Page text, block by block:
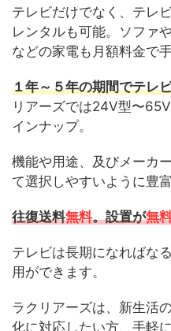
テレビだけでなく、テレ
レンタルも可能。ソファ
などの家電も月額料金で
１年～５年の期間でテレ
リアーズでは24V型〜
インナップ。
機能や用途、及びメーカ
て選択しやすいように豊
往復送料無料。設置が無
テレビは長期になればな
用ができます。
ラクリアーズは、新生活
化に対応したい方、手軽